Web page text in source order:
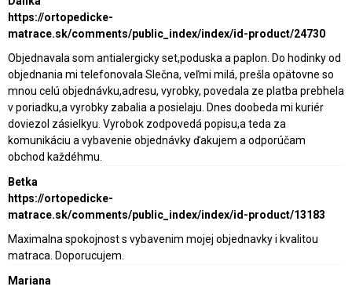
https://ortopedicke-
matrace.sk/comments/public_index/index/id-product/24730
Objednavala som antialergicky set,poduska a paplon. Do hodinky od
objednania mi telefonovala Slečna, veľmi milá, prešla opätovne so
mnou celú objednávku,adresu, vyrobky, povedala ze platba prebhela
v poriadku,a vyrobky zabalia a posielaju. Dnes doobeda mi kuriér
doviezol zásielkyu. Vyrobok zodpovedá popisu,a teda za
komunikáciu a vybavenie objednávky ďakujem a odporúčam
obchod každéhmu.
Betka
https://ortopedicke-
matrace.sk/comments/public_index/index/id-product/13183
Maximalna spokojnost s vybavenim mojej objednavky i kvalitou
matraca. Doporucujem.
Mariana